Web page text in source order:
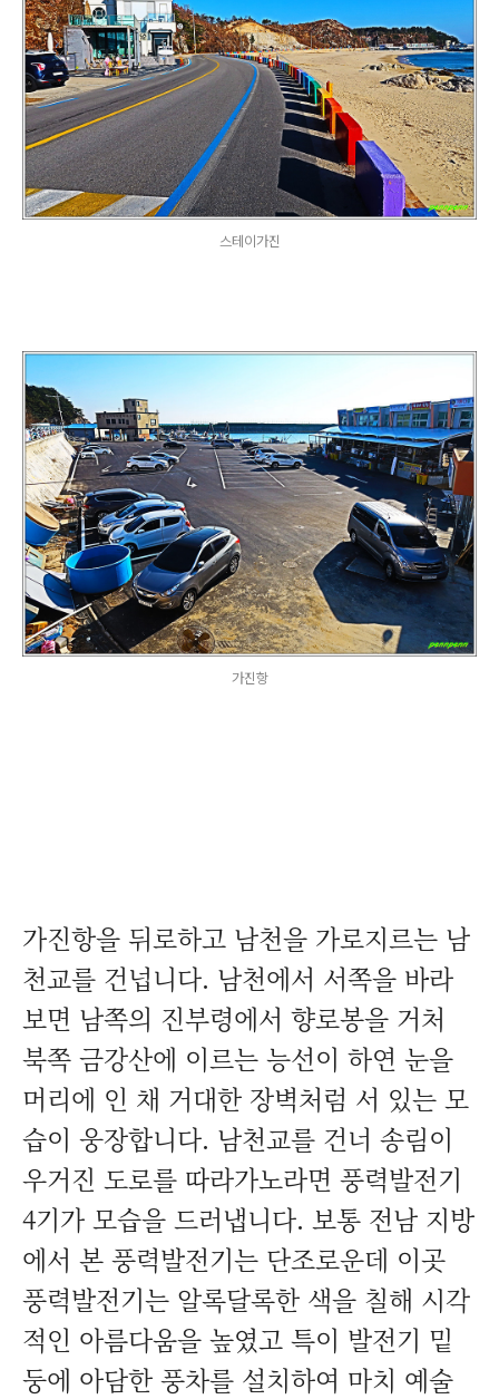
스테이가진
가진항
가진항을 뒤로하고 남천을 가로지르는 남
천교를 건넙니다. 남천에서 서쪽을 바라
보면 남쪽의 진부령에서 향로봉을 거처
북쪽 금강산에 이르는 능선이 하연 눈을
머리에 인 채 거대한 장벽처럼 서 있는 모
습이 웅장합니다. 남천교를 건너 송림이
우거진 도로를 따라가노라면 풍력발전기
4기가 모습을 드러냅니다. 보통 전남 지방
에서 본 풍력발전기는 단조로운데 이곳
풍력발전기는 알록달록한 색을 칠해 시각
적인 아름다움을 높였고 특이 발전기 밑
둥에 아담한 풍차를 설치하여 마치 예술